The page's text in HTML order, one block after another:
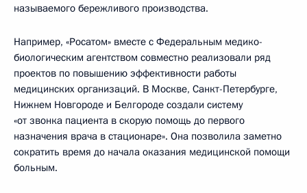
называемого бережливого производства.
Например, «Росатом» вместе с Федеральным медико-
биологическим агентством совместно реализовали ряд
проектов по повышению эффективности работы
медицинских организаций. В Москве, Санкт-Петербурге,
Нижнем Новгороде и Белгороде создали систему
«от звонка пациента в скорую помощь до первого
назначения врача в стационаре». Она позволила заметно
сократить время до начала оказания медицинской помощи
больным.